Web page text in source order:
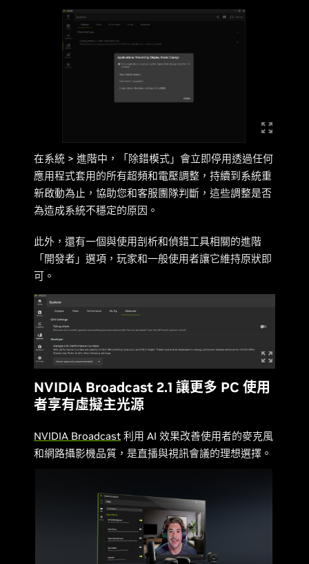
在系統 > 進階中，「除錯模式」會立即停用透過任何
應用程式套用的所有超頻和電壓調整，持續到系統重
新啟動為止，協助您和客服團隊判斷，這些調整是否
為造成系統不穩定的原因。
此外，還有一個與使用剖析和偵錯工具相關的進階
「開發者」選項，玩家和一般使用者讓它維持原狀即
可。
NVIDIA Broadcast 2.1 讓更多 PC 使用
者享有虛擬主光源
NVIDIA Broadcast 利用 AI 效果改善使用者的麥克風
和網路攝影機品質，是直播與視訊會議的理想選擇。